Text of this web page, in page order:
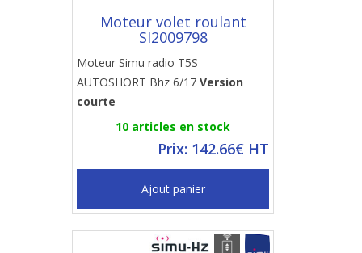
Moteur volet roulant
SI2009798
Moteur Simu radio T5S
AUTOSHORT Bhz 6/17 Version
courte
10 articles en stock
Prix: 142.66€ HT
Ajout panier